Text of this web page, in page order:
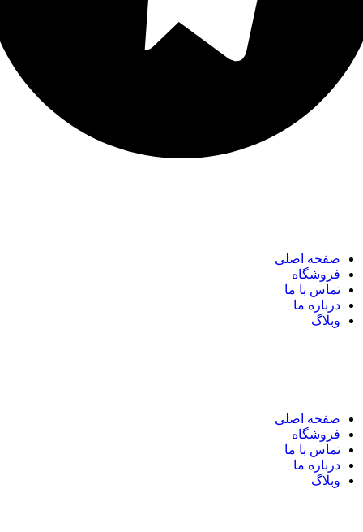
صفحه اصلی
فروشگاه
تماس با ما
درباره ما
وبلاگ
صفحه اصلی
فروشگاه
تماس با ما
درباره ما
وبلاگ